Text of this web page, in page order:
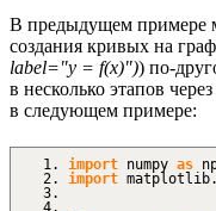
В предыдущем примере
создания кривых на
label="y = f(x)")) по-
в несколько этапов
в следующем примере:
import numpy as
import matplotlib.